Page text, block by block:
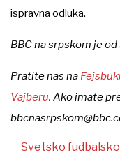
ispravna odluka.
BBC na srpskom je
Pratite nas na
Vajberu. Ako imate
Svetsko